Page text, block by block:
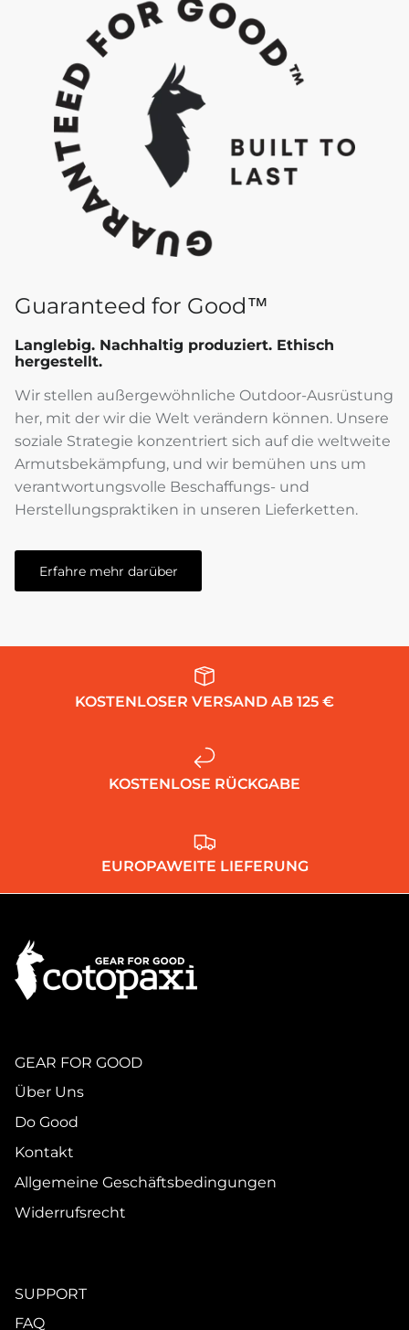
Guaranteed for Good™
Langlebig. Nachhaltig produziert. Ethisch
hergestellt.
Wir stellen außergewöhnliche Outdoor-Ausrüstung
her, mit der wir die Welt verändern können. Unsere
soziale Strategie konzentriert sich auf die weltweite
Armutsbekämpfung, und wir bemühen uns um
verantwortungsvolle Beschaffungs- und
Herstellungspraktiken in unseren Lieferketten.
Erfahre mehr darüber
KOSTENLOSER VERSAND AB 125 €
KOSTENLOSE RÜCKGABE
EUROPAWEITE LIEFERUNG
GEAR FOR GOOD
Über Uns
Do Good
Kontakt
Allgemeine Geschäftsbedingungen
Widerrufsrecht
SUPPORT
FAQ